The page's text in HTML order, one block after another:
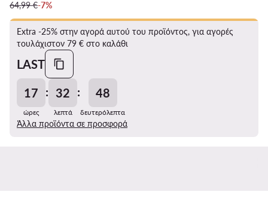
64,99 €-7%
Extra -25% στην αγορά αυτού του προϊόντος, για αγορές
τουλάχιστον 79 € στο καλάθι
LAST
17
ώρες
: 32
λεπτά
: 48
δευτερόλεπτα
Άλλα προϊόντα σε προσφορά